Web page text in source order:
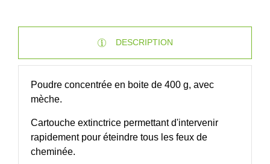
DESCRIPTION
Poudre concentrée en boite de 400 g, avec
mèche.
Cartouche extinctrice permettant d'intervenir
rapidement pour éteindre tous les feux de
cheminée.